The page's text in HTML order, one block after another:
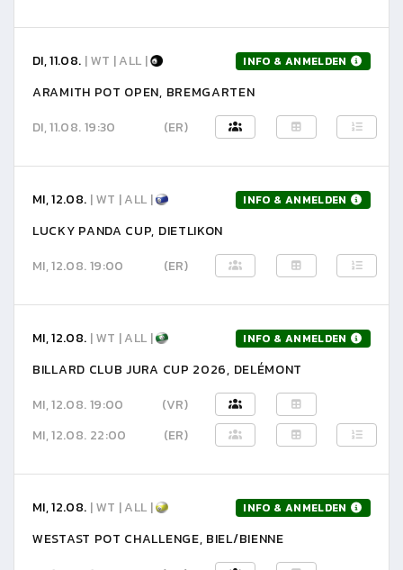
DI, 11.08. | WT | ALL | INFO & ANMELDEN
ARAMITH POT OPEN, BREMGARTEN
DI, 11.08. 19:30
(ER)
MI, 12.08. | WT | ALL | INFO & ANMELDEN
LUCKY PANDA CUP, DIETLIKON
MI, 12.08. 19:00
(ER)
MI, 12.08. | WT | ALL | INFO & ANMELDEN
BILLARD CLUB JURA CUP 2026, DELÉMONT
MI, 12.08. 19:00
(VR)
MI, 12.08. 22:00
(ER)
MI, 12.08. | WT | ALL | INFO & ANMELDEN
WESTAST POT CHALLENGE, BIEL/BIENNE